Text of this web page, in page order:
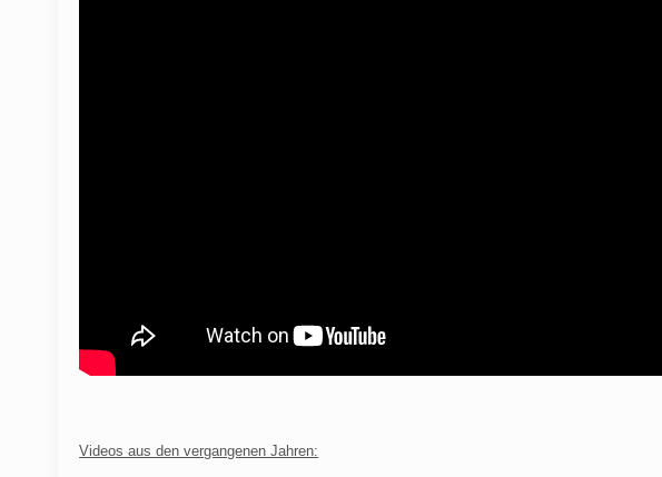
Videos aus den vergangenen Jahren: